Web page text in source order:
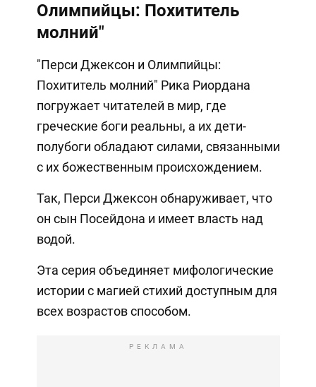
Олимпийцы: Похититель
молний"
"Перси Джексон и Олимпийцы:
Похититель молний" Рика Риордана
погружает читателей в мир, где
греческие боги реальны, а их дети-
полубоги обладают силами, связанными
с их божественным происхождением.
Так, Перси Джексон обнаруживает, что
он сын Посейдона и имеет власть над
водой.
Эта серия объединяет мифологические
истории с магией стихий доступным для
всех возрастов способом.
РЕКЛАМА